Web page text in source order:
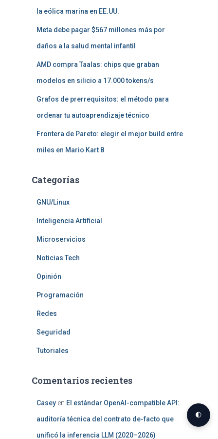
la eólica marina en EE.UU.
Meta debe pagar $567 millones más por
daños a la salud mental infantil
AMD compra Taalas: chips que graban
modelos en silicio a 17.000 tokens/s
Grafos de prerrequisitos: el método para
ordenar tu autoaprendizaje técnico
Frontera de Pareto: elegir el mejor build entre
miles en Mario Kart 8
Categorías
GNU/Linux
Inteligencia Artificial
Microservicios
Noticias Tech
Opinión
Programación
Redes
Seguridad
Tutoriales
Comentarios recientes
Casey en El estándar OpenAI-compatible API:
auditoría técnica del contrato de-facto que
unificó la inferencia LLM (2020–2026)
🌓